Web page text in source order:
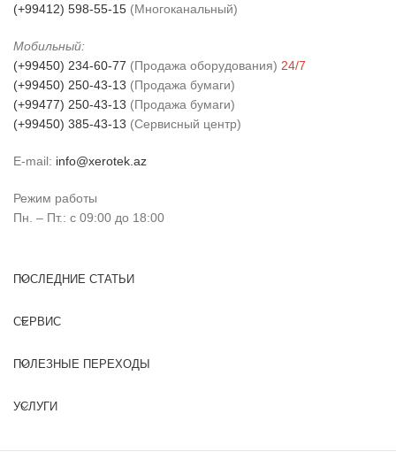
(+99412) 598-55-15 (Многоканальный)
Мобильный:
(+99450) 234-60-77 (Продажа оборудования) 24/7
(+99450) 250-43-13 (Продажа бумаги)
(+99477) 250-43-13 (Продажа бумаги)
(+99450) 385-43-13 (Сервисный центр)
E-mail: info@xerotek.az
Режим работы
Пн. – Пт.: с 09:00 до 18:00
ПОСЛЕДНИЕ СТАТЬИ
СЕРВИС
ПОЛЕЗНЫЕ ПЕРЕХОДЫ
УСЛУГИ